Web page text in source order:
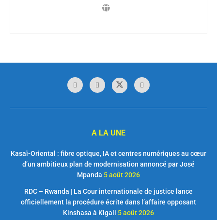
A LA UNE
Kasaï-Oriental : fibre optique, IA et centres numériques au cœur
d’un ambitieux plan de modernisation annoncé par José
Mpanda 5 août 2026
RDC – Rwanda | La Cour internationale de justice lance
officiellement la procédure écrite dans l’affaire opposant
Kinshasa à Kigali 5 août 2026